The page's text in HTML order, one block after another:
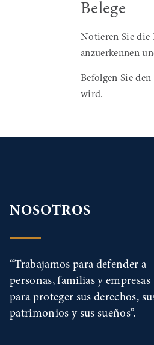
Belege
Notieren Sie die
anzuerkennen
Befolgen Sie
wird.
NOSOTROS
“Trabajamos para defender a
personas, familias y empresas
para proteger sus derechos,
patrimonios y sus sueños”.